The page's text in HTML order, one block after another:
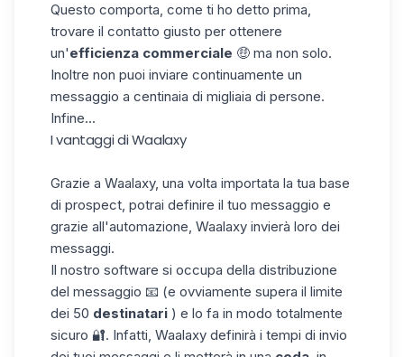
Questo comporta, come ti ho detto prima,
trovare il contatto giusto per ottenere
un'efficienza commerciale 🤑 ma non solo.
Inoltre non puoi inviare continuamente un
messaggio a centinaia di migliaia di persone.
Infine...
I vantaggi di Waalaxy
Grazie a Waalaxy, una volta importata la tua base
di prospect, potrai definire il tuo messaggio e
grazie all'automazione, Waalaxy invierà loro dei
messaggi.
Il nostro software si occupa della distribuzione
del messaggio 📧 (e ovviamente supera il limite
dei 50 destinatari ) e lo fa in modo totalmente
sicuro 🔐. Infatti, Waalaxy definirà i tempi di invio